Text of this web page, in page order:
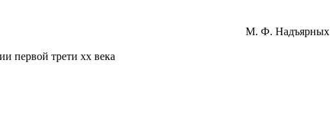
М. Ф. Надъярных
первой трети хх века